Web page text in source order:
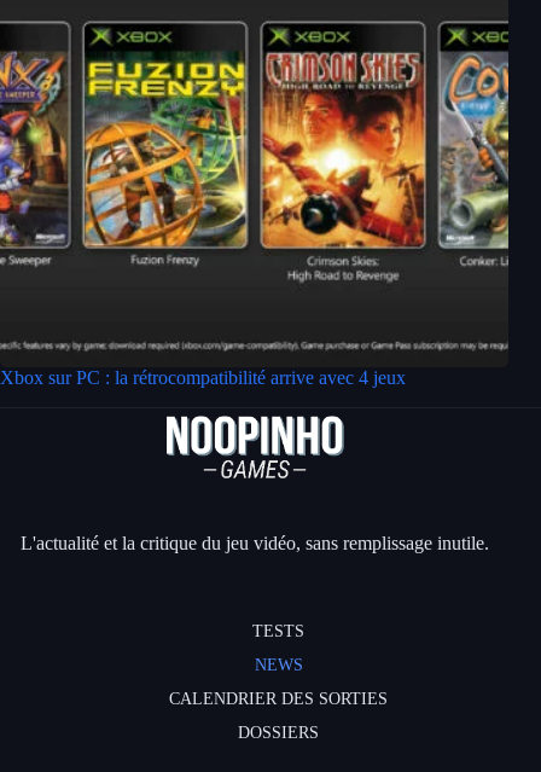
Xbox sur PC : la rétrocompatibilité arrive avec 4 jeux
L'actualité et la critique du jeu vidéo, sans remplissage inutile.
TESTS
NEWS
CALENDRIER DES SORTIES
DOSSIERS